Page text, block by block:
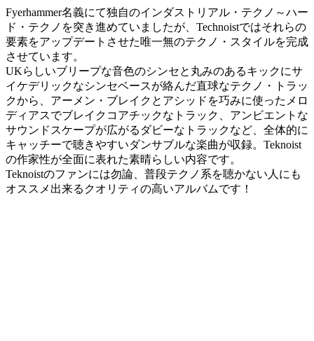
Fyerhammer名義にて独自のインダストリアル・テクノ～ハー
ド・テクノを突き進めていましたが、Technoistではそれらの
要素をアップデートさせた唯一無のテクノ・スタイルを完成
させています。
UKらしいブリープな音色のシンセと丸みのあるキックにサ
イケデリックなシンセベースが絡んだ直球なテクノ・トラッ
クから、アーメン・ブレイクとアシッドを巧みに使ったメロ
ディアスでブレイクコアチックなトラック、アンビエントな
サウンドスケープが広がるダビーなトラックなど、全体的に
キャッチーで聴きやすいダンサブルな楽曲が収録。Teknoist
の作家性が全面に表れた素晴らしい内容です。
Teknoistのファンには勿論、普段テクノ系を聴かない人にも
オススメ出来るクオリティの高いアルバムです！